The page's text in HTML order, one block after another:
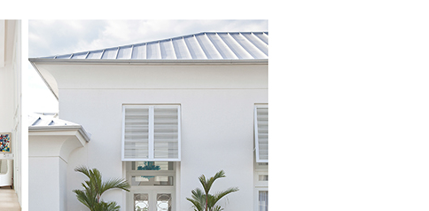
– ESPECIAL INTERIORISMO & DECORACIÓN 2026
MUBB DESIGN STUDIO – ESPECIAL